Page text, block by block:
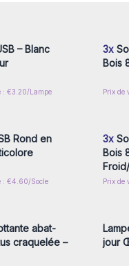
– Blanc
: €3.20/Lampe
3x
Bois
Prix de
ou inscrivez-
Rond en
: €4.60/Socle
3x
Bois
Prix de
ou inscrivez-
abat-
craquelée –
jour